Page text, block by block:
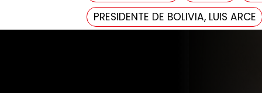
PRESIDENTE DE BOLIVIA, LUIS ARCE